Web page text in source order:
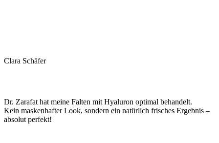
Clara Schäfer
Dr. Zarafat hat meine Falten mit Hyaluron optimal behandelt.
Kein maskenhafter Look, sondern ein natürlich frisches Ergebnis –
absolut perfekt!